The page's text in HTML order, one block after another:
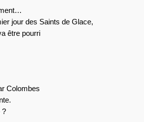
jour des Saints de Glace,
être pourri
Colombes
?